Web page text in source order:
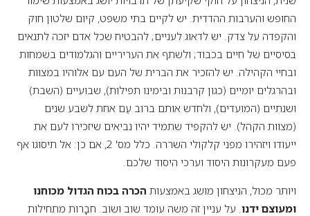
החופש והערבות ההדדית. יש לקיים בתי משפט, קיום שלטון חוק
והקפדה על צדק. יש לדאוג לעניים; להבטיח שכל אדם יזכה לתנאים
בסיסיים של חיים בכבוד; ולשתף את העריריים והגלמודים בשמחות
ובחיי הקהילה. יש להזכיר את הברית של העם עם אלוהיו במצוות
ובהרגלים יומִיים (כגון קרבנות ובימינו תפילות), שבועִיים (השבת)
ושנתִיים (המועדים), ולחדש אותם ברוב עַם אחת לשבע שנים
(מצוות הקהל). יש להקפיד שתמיד יהיו נביאים שיזכירו לעם את
ייעודו ויזהירו מפני קלקולי השררה. כלל מס' 2, אם כן: אל תיסוגו אף
פעם מעקרונות היסוד וערכי היסוד שלכם.
ויותר מכול, הניצחון מושג באמצעות הכרה בכוח הגדול מכוחנו
ומעוצם ידנו . על עניין זה משה עומד שוב ושוב. חבָרות מתחילות